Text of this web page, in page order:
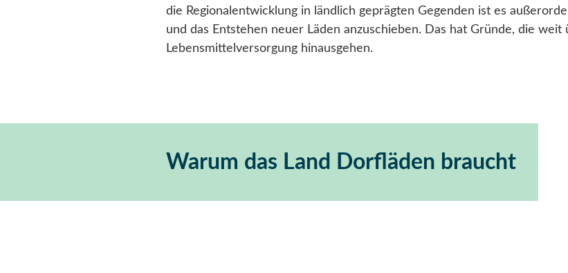
die Regionalentwicklung in ländlich geprägten Gegenden ist es
und das Entstehen neuer Läden anzuschieben. Das hat Gründe, die
Lebensmittelversorgung hinausgehen.
Warum das Land Dorfläden braucht